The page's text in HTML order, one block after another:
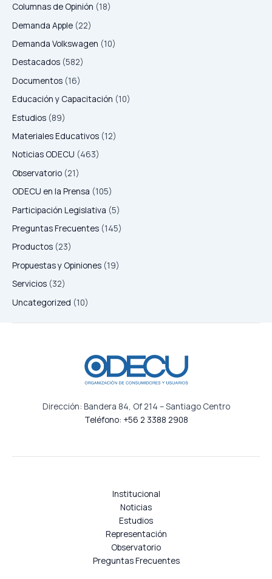
Columnas de Opinión (18)
Demanda Apple (22)
Demanda Volkswagen (10)
Destacados (582)
Documentos (16)
Educación y Capacitación (10)
Estudios (89)
Materiales Educativos (12)
Noticias ODECU (463)
Observatorio (21)
ODECU en la Prensa (105)
Participación Legislativa (5)
Preguntas Frecuentes (145)
Productos (23)
Propuestas y Opiniones (19)
Servicios (32)
Uncategorized (10)
Dirección: Bandera 84, Of 214 – Santiago Centro
Teléfono: +56 2 3388 2908
Institucional
Noticias
Estudios
Representación
Observatorio
Preguntas Frecuentes